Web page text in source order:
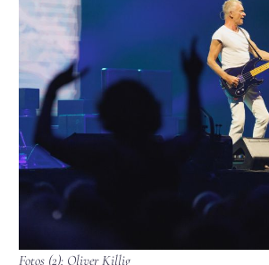
Fotos (2): Oliver Killig